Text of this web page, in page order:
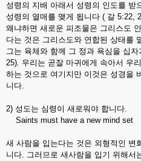
성령의 지배 아래서 성령의 인도를 받
성령의 열매를 맺게 됩니다 ( 갈 5:22,
왜냐하면 새로운 피조물은 그리스도
다는 것은 그리스도와 연합된 상태를
그는 육체와 함께 그 정과 욕심을 십
25). 우리는 곧잘 마귀에게 속아서 우
하는 것으로 여기지만 이것은 성경을
니다.
2) 성도는 심령이 새로워야 합니다.
Saints must have a new mind set
새 사람을 입는다는 것은 외형적인 변
니다. 그러므로 새사람을 입기 위해서